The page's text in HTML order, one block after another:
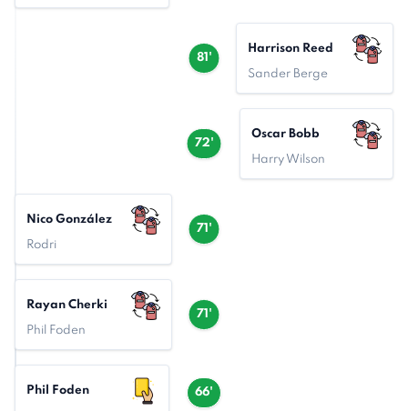
81'
Harrison Reed
Sander Berge
72'
Oscar Bobb
Harry Wilson
71'
Nico González
Rodri
71'
Rayan Cherki
Phil Foden
66'
Phil Foden